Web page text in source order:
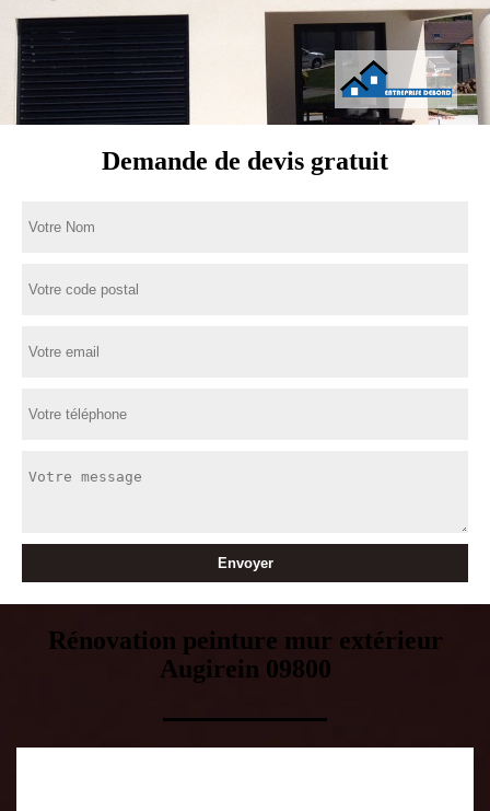
Demande de devis gratuit
Rénovation peinture mur extérieur
Augirein 09800